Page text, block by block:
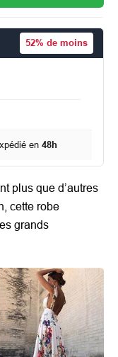
52% de moins
en48h
plus que d’autres
cette robe
grands